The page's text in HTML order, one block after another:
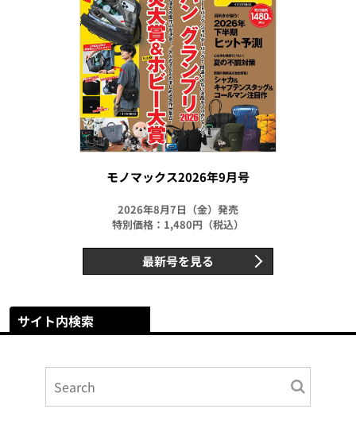
モノマックス2026年9月号
2026年8月7日（金）発売
特別価格：1,480円（税込）
最新号を見る
サイト内検索